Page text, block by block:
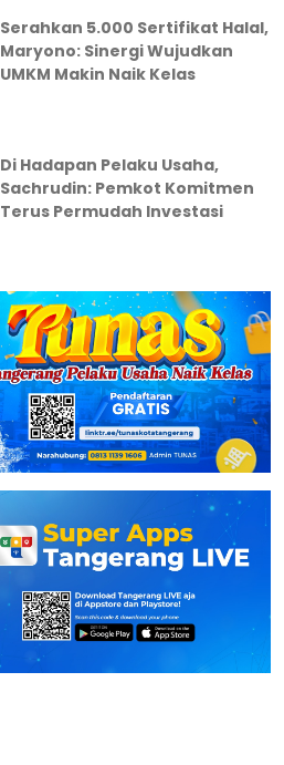
Serahkan 5.000 Sertifikat Halal,
Maryono: Sinergi Wujudkan
UMKM Makin Naik Kelas
Di Hadapan Pelaku Usaha,
Sachrudin: Pemkot Komitmen
Terus Permudah Investasi